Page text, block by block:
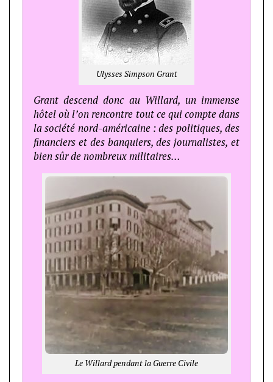
Ulysses Simpson Grant
Grant descend donc au Willard, un immense
hôtel où l’on rencontre tout ce qui compte dans
la société nord-américaine : des politiques, des
financiers et des banquiers, des journalistes, et
bien sûr de nombreux militaires…
Le Willard pendant la Guerre Civile